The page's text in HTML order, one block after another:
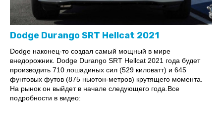
Dodge Durango SRT Hellcat 2021
Dodge наконец-то создал самый мощный в мире
внедорожник. Dodge Durango SRT Hellcat 2021 года будет
производить 710 лошадиных сил (529 киловатт) и 645
фунтовых футов (875 ньютон-метров) крутящего момента.
На рынок он выйдет в начале следующего года.Все
подробности в видео: